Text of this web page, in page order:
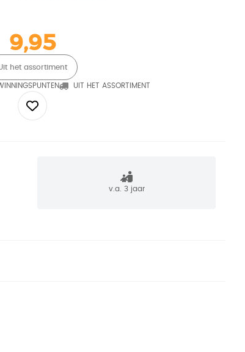
9,95
het assortiment
UIT HET ASSORTIMENT
v.a. 3 jaar